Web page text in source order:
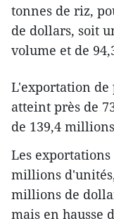
tonnes de riz,
de dollars, soit
volume et de
L'exportation de
atteint près de
de 139,4
Les
millions
millions de
mais en hausse